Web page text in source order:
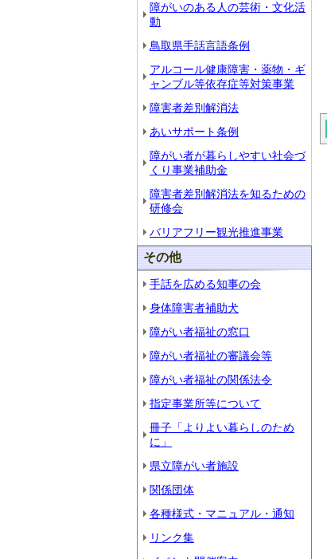
障がいのある人の芸術・文化活
動
鳥取県手話言語条例
アルコール健康障害・薬物・ギ
ャンブル等依存症等対策事業
障害者差別解消法
あいサポート条例
障がい者が暮らしやすい社会づ
くり事業補助金
障害者差別解消法を知るための
研修会
バリアフリー観光推進事業
その他
手話を広める知事の会
身体障害者補助犬
障がい者福祉の窓口
障がい者福祉の審議会等
障がい者福祉の関係法令
指定事業所等について
冊子「よりよい暮らしのため
に」
県立障がい者施設
関係団体
各種様式・マニュアル・通知
リンク集